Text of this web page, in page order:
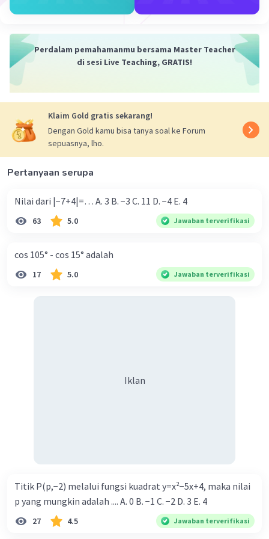
Iklan
Perdalam pemahamanmu bersama Master Teacher
di sesi Live Teaching, GRATIS!
Klaim Gold gratis sekarang!
Dengan Gold kamu bisa tanya soal ke Forum
sepuasnya, lho.
Pertanyaan serupa
Nilai dari |−7+4|=… A. 3 B. −3 C. 11 D. −4 E. 4
63 5.0 Jawaban terverifikasi
cos 105° - cos 15° adalah
17 5.0 Jawaban terverifikasi
Iklan
Titik P(p,−2) melalui fungsi kuadrat y=x²−5x+4, maka nilai
p yang mungkin adalah .... A. 0 B. −1 C. −2 D. 3 E. 4
27 4.5 Jawaban terverifikasi